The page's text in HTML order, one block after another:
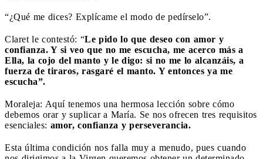
“¿Qué me dices? Explícame el modo de pedírselo”.
Claret le contestó: “Le pido lo que deseo con amor y
confianza. Y si veo que no me escucha, me acerco más a
Ella, la cojo del manto y le digo: si no me lo alcanzáis, a
fuerza de tiraros, rasgaré el manto. Y entonces ya me
escucha”.
Moraleja: Aquí tenemos una hermosa lección sobre cómo
debemos orar y suplicar a María. Se nos ofrecen tres requisitos
esenciales: amor, confianza y perseverancia.
Esta última condición nos falla muy a menudo, pues cuando